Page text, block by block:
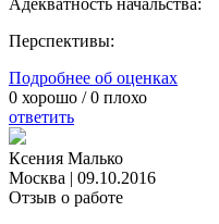
Адекватность начальства:
Перспективы:
Подробнее об оценках
0 хорошо /0 плохо
ответить
Ксения Малько
Москва | 09.10.2016
Отзыв о работе